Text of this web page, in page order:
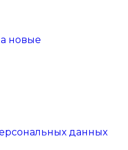
новые
данных